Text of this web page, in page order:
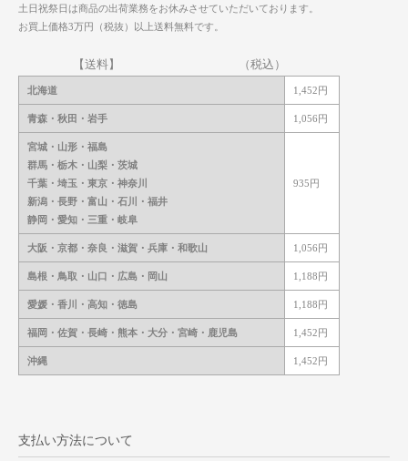
土日祝祭日は商品の出荷業務をお休みさせていただいております。
お買上価格3万円（税抜）以上送料無料です。
【送料】 （税込）
北海道 1,452円
青森・秋田・岩手 1,056円
宮城・山形・福島
群馬・栃木・山梨・茨城
千葉・埼玉・東京・神奈川
新潟・長野・富山・石川・福井
静岡・愛知・三重・岐阜
935円
大阪・京都・奈良・ 滋賀・兵庫・和歌山 1,056円
島根・鳥取・山口・広島・岡山 1,188円
愛媛・香川・高知・徳島 1,188円
福岡・佐賀・長崎・熊本・ 大分・宮崎・鹿児島 1,452円
沖縄 1,452円
支払い方法について